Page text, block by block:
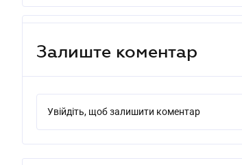
Залиште коментар
Увійдіть, щоб залишити коментар